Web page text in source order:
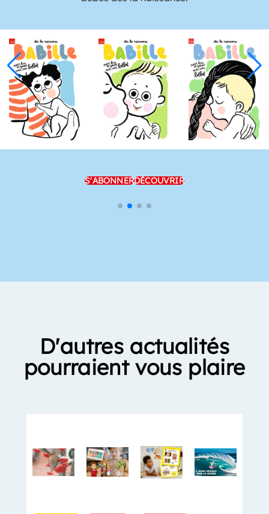
S'ABONNERDÉCOUVRIR
D'autres actualités
pourraient vous plaire